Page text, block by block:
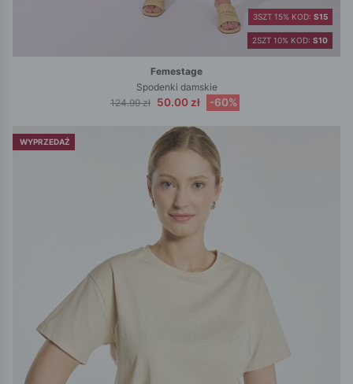
2SZT 10% KOD: S10
3SZT 15% KOD: S15
Femestage
Spodenki damskie
124.99 zł 50.00 zł -60%
WYPRZEDAŻ